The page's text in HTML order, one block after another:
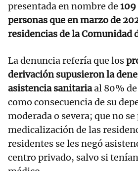
presentada en nombre de
personas que en marzo de
residencias de la Comunidad
La denuncia refería que los
derivación supusieron la
asistencia sanitariaal 80%
como consecuencia de su
moderada o severa; que no
medicalización de las
residentes se les negó
centro privado, salvo si